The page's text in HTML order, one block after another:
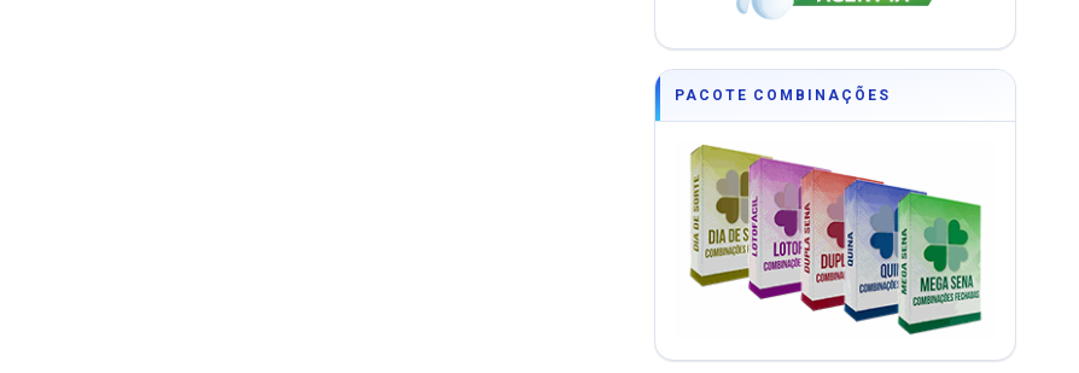
PACOTE COMBINAÇÕES